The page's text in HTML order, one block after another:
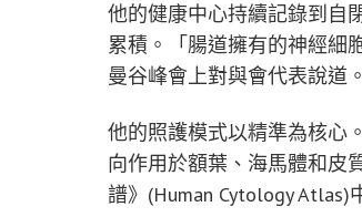
他的健康中心持續記錄到自
累積。「腸道擁有的神經細
曼谷峰會上對與會代表說道。
他的照護模式以精準為核心
向作用於額葉、海馬體和皮
譜》(Human Cytology